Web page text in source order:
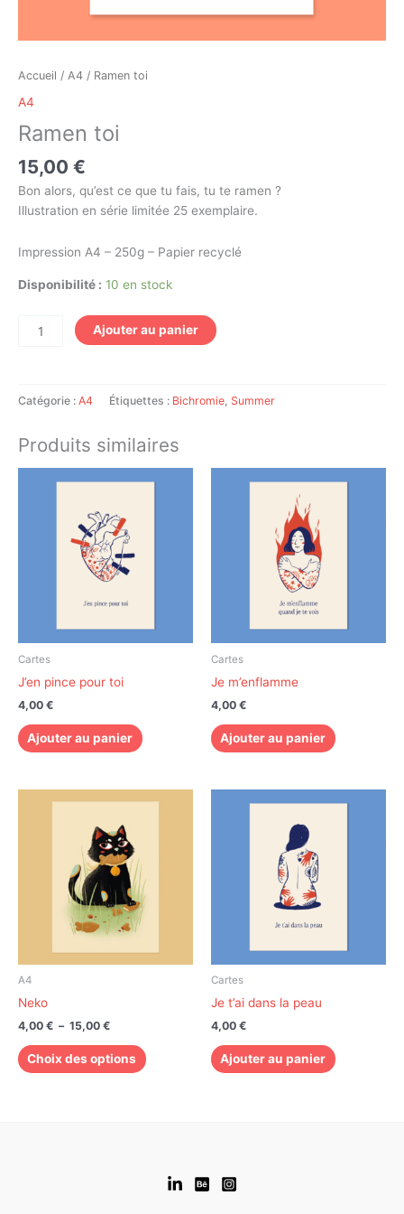
Accueil / A4 / Ramen toi
A4
Ramen toi
15,00 €
Bon alors, qu’est ce que tu fais, tu te ramen ?
Illustration en série limitée 25 exemplaire.
Impression A4 – 250g – Papier recyclé
Disponibilité : 10 en stock
Ajouter au panier
Catégorie : A4 Étiquettes : Bichromie Summer
Produits similaires
Cartes
J’en pince pour toi
4,00 €
Ajouter au panier
Cartes
Je m’enflamme
4,00 €
Ajouter au panier
A4
Neko
4,00 € – 15,00 €
prix :
4,00 €
à
15,00 €
Choix des options
Ce
variations.
Les
être
du
Cartes
Je t’ai dans la peau
4,00 €
Ajouter au panier